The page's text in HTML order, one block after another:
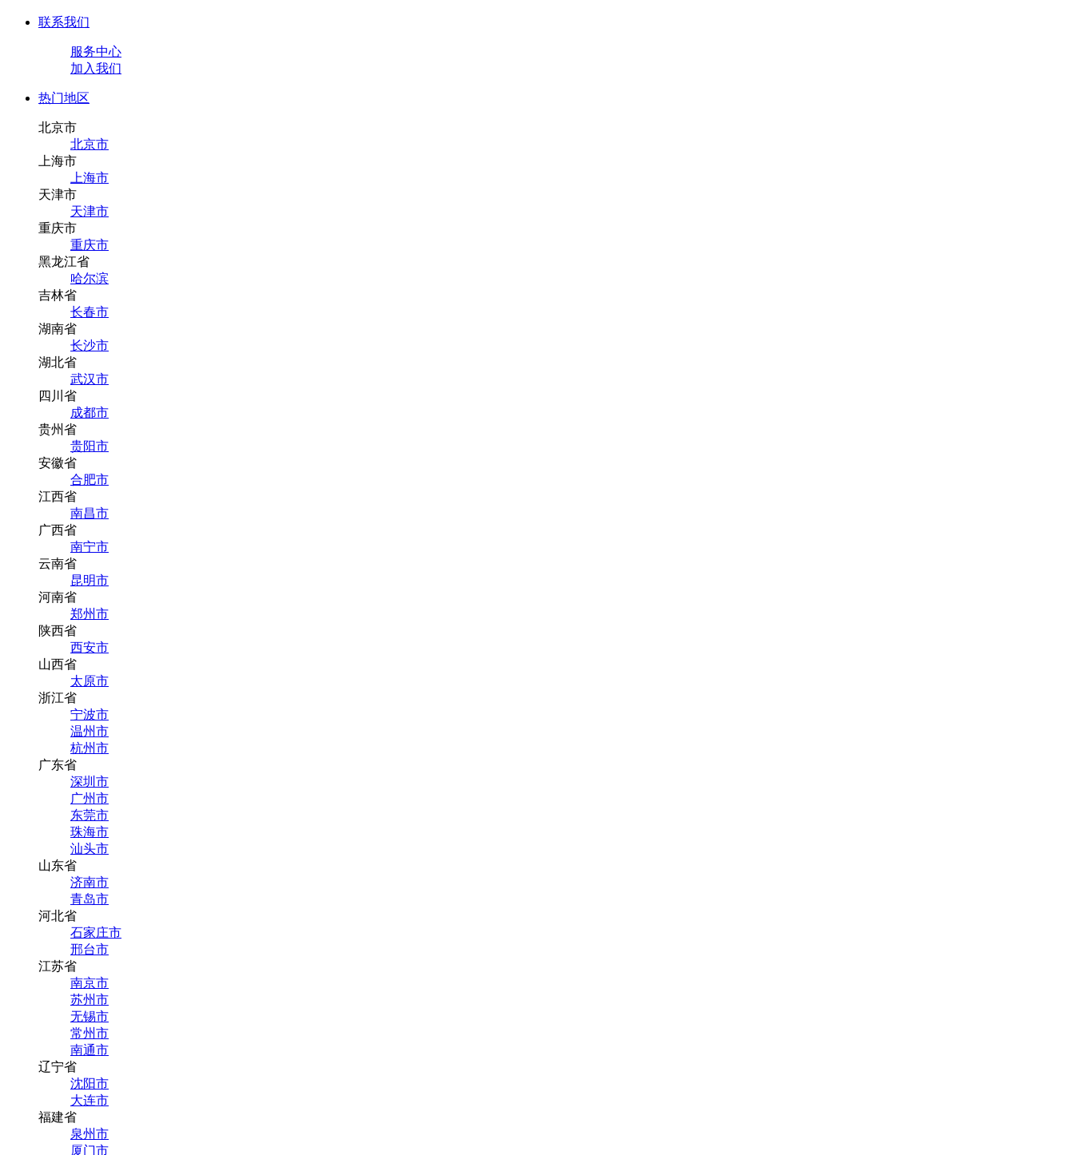
联系我们
服务中心
加入我们
热门地区
北京市
北京市
上海市
上海市
天津市
天津市
重庆市
重庆市
黑龙江省
哈尔滨
吉林省
长春市
湖南省
长沙市
湖北省
武汉市
四川省
成都市
贵州省
贵阳市
安徽省
合肥市
江西省
南昌市
广西省
南宁市
云南省
昆明市
河南省
郑州市
陕西省
西安市
山西省
太原市
浙江省
宁波市
温州市
杭州市
广东省
深圳市
广州市
东莞市
珠海市
汕头市
山东省
济南市
青岛市
河北省
石家庄市
邢台市
江苏省
南京市
苏州市
无锡市
常州市
南通市
辽宁省
沈阳市
大连市
福建省
泉州市
厦门市